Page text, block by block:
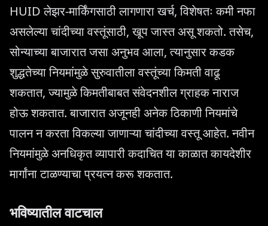
HUID लेझर-मार्किंगसाठी लागणारा खर्च, विशेषतः कमी नफा
असलेल्या चांदीच्या वस्तूंसाठी, खूप जास्त असू शकतो. तसेच,
सोन्याच्या बाजारात जसा अनुभव आला, त्यानुसार कडक
शुद्धतेच्या नियमांमुळे सुरुवातीला वस्तूंच्या किमती वाढू
शकतात, ज्यामुळे किमतीबाबत संवेदनशील ग्राहक नाराज
होऊ शकतात. बाजारात अजूनही अनेक ठिकाणी नियमांचे
पालन न करता विकल्या जाणाऱ्या चांदीच्या वस्तू आहेत. नवीन
नियमांमुळे अनधिकृत व्यापारी कदाचित या काळात कायदेशीर
मार्गांना टाळण्याचा प्रयत्न करू शकतात.
भविष्यातील वाटचाल